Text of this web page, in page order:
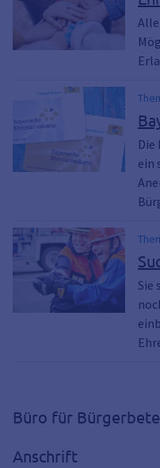
ein
Sie
Büro für
Anschrift